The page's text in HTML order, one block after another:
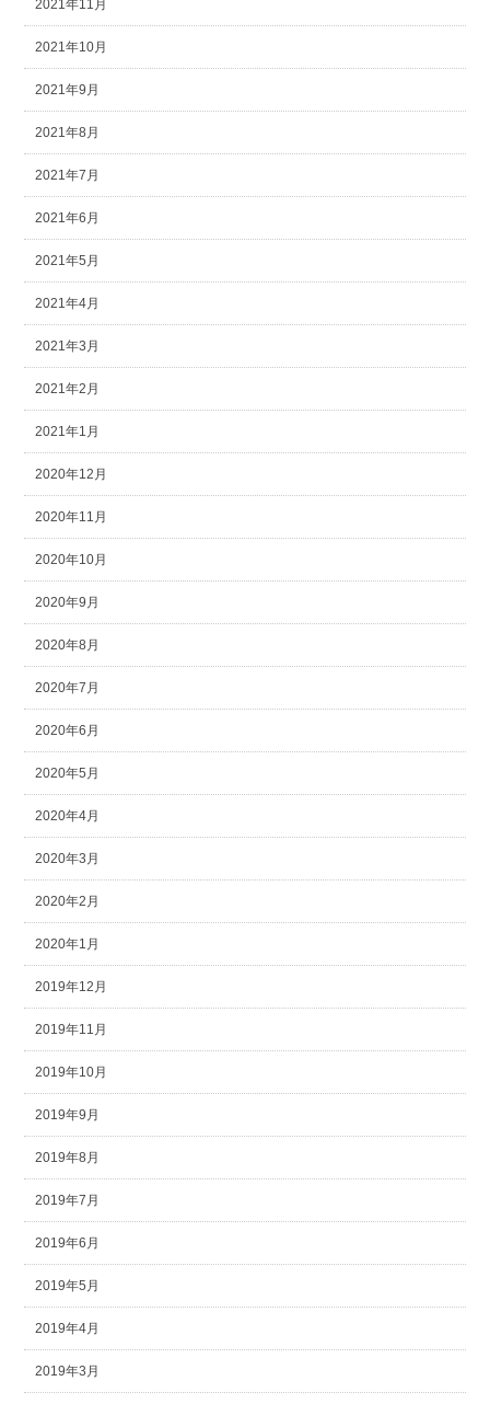
2021年11月
2021年10月
2021年9月
2021年8月
2021年7月
2021年6月
2021年5月
2021年4月
2021年3月
2021年2月
2021年1月
2020年12月
2020年11月
2020年10月
2020年9月
2020年8月
2020年7月
2020年6月
2020年5月
2020年4月
2020年3月
2020年2月
2020年1月
2019年12月
2019年11月
2019年10月
2019年9月
2019年8月
2019年7月
2019年6月
2019年5月
2019年4月
2019年3月